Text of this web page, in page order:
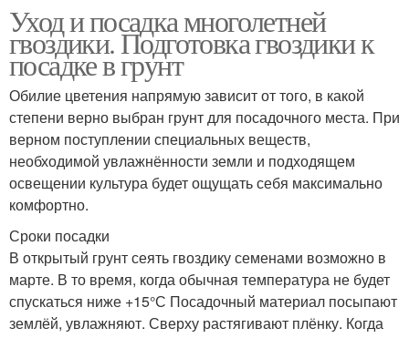
Уход и посадка многолетней
гвоздики. Подготовка гвоздики к
посадке в грунт
Обилие цветения напрямую зависит от того, в какой
степени верно выбран грунт для посадочного места. При
верном поступлении специальных веществ,
необходимой увлажнённости земли и подходящем
освещении культура будет ощущать себя максимально
комфортно.
Сроки посадки
В открытый грунт сеять гвоздику семенами возможно в
марте. В то время, когда обычная температура не будет
спускаться ниже +15°С Посадочный материал посыпают
землёй, увлажняют. Сверху растягивают плёнку. Когда